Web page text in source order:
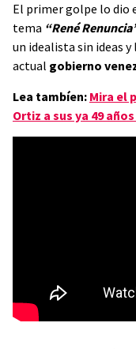
El primer golpe lo dio
tema “René
un idealista sin ideas
actual gobierno
Lea tambíen: Mira el
Ortiz a sus ya 49